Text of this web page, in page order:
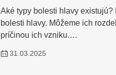
Aké typy bolesti hlavy
bolesti hlavy. Môžeme ich
príčinou ich vzniku.…
31.03.2025